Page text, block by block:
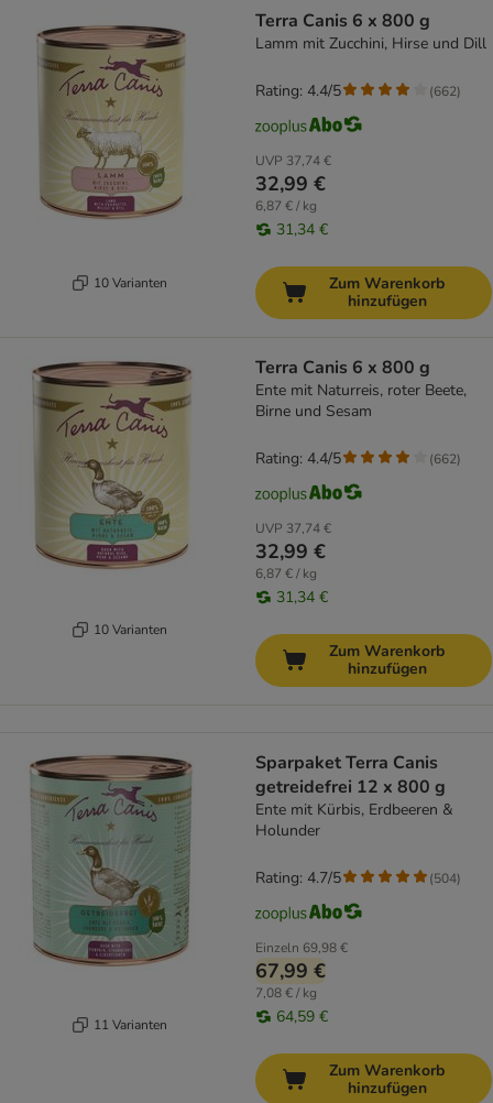
10 Varianten
Terra Canis 6 x 800 g
Lamm mit Zucchini, Hirse und Dill
UVP 37,74 €
32,99 €
6,87 € / kg
31,34 €
Rating: 4.4/5 (662)
Zum Warenkorb
hinzufügen
10 Varianten
Terra Canis 6 x 800 g
Ente mit Naturreis, roter Beete,
Birne und Sesam
UVP 37,74 €
32,99 €
6,87 € / kg
31,34 €
Rating: 4.4/5 (662)
Zum Warenkorb
hinzufügen
11 Varianten
Sparpaket Terra Canis
getreidefrei 12 x 800 g
Ente mit Kürbis, Erdbeeren &
Holunder
Einzeln 69,98 €
67,99 €
7,08 € / kg
64,59 €
Rating: 4.7/5 (504)
Zum Warenkorb
hinzufügen